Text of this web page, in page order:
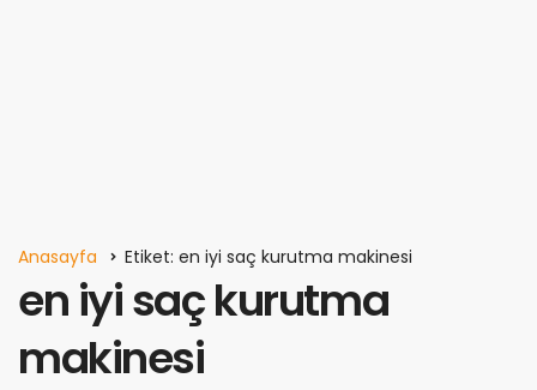
Anasayfa Etiket: en iyi saç kurutma makinesi
en iyi saç kurutma
makinesi